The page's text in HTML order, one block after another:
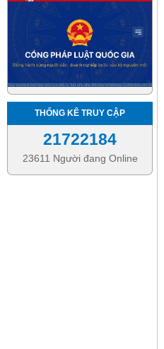
THỐNG KÊ TRUY CẬP
21722184
23611 Người đang Online